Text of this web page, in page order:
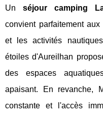
Un séjour camping
convient parfaitement
et les activités
étoiles d'Aureilhan
des espaces
apaisant. En revanche,
constante et l'accès